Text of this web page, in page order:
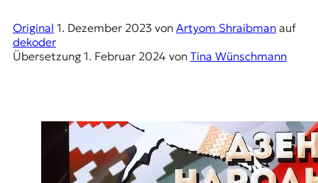
D
E
Original 1. Dezember 2023von Artyom Shraibmanauf
dekoder
Übersetzung 1. Februar 2024 von Tina Wünschmann